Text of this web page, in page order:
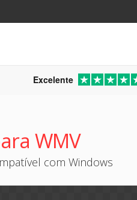
Excelente
WMV
com Windows